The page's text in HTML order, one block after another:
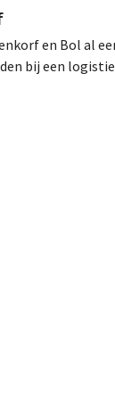
en Bol al
bij een